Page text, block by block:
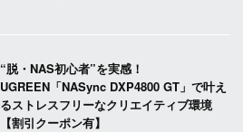
“脱・NAS初心者”を実感！
UGREEN「NASync DXP4800 GT」で叶え
るストレスフリーなクリエイティブ環境
【割引クーポン有】